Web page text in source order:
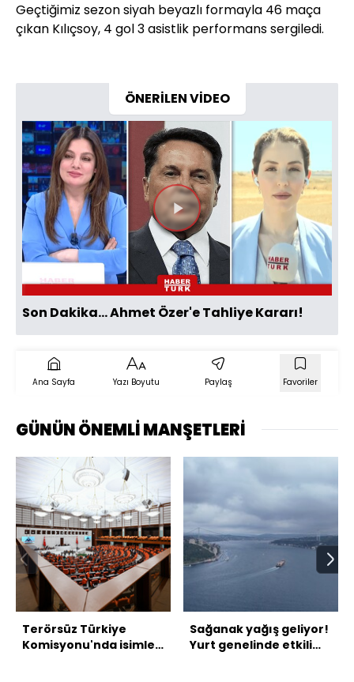
Geçtiğimiz sezon siyah beyazlı formayla 46 maça
çıkan Kılıçsoy, 4 gol 3 asistlik performans sergiledi.
ÖNERİLEN VİDEO
Videoyu
Oynat
Son Dakika... Ahmet Özer'e Tahliye Kararı!
Ana Sayfa Yazı Boyutu Paylaş Favoriler
GÜNÜN ÖNEMLİ MANŞETLERİ
Terörsüz Türkiye
Komisyonu'nda isimler
Sağanak yağış geliyor!
Yurt genelinde etkili